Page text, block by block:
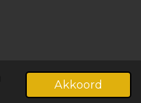
Akkoord